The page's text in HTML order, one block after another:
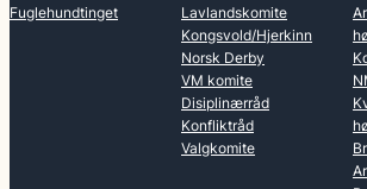
Fuglehundtinget
Lavlandskomite
Kongsvold/Hjerkinn
Norsk Derby
VM komite
Disiplinærråd
Konfliktråd
Valgkomite